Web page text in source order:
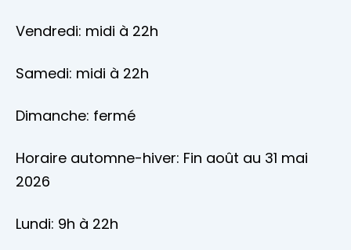
Vendredi: midi à 22h
Samedi: midi à 22h
Dimanche: fermé
Horaire automne-hiver: Fin août au 31 mai
2026
Lundi: 9h à 22h